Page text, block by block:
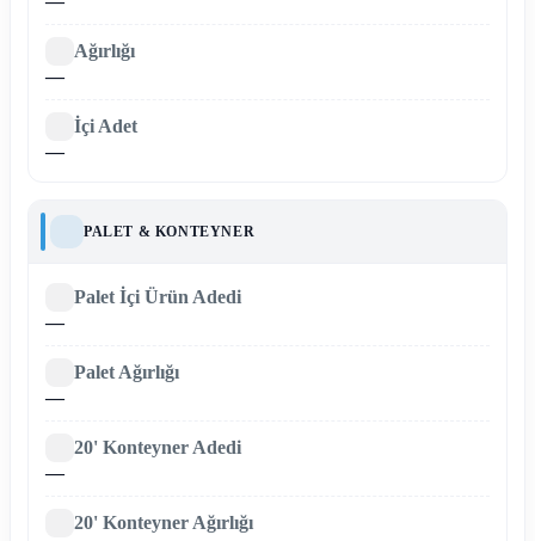
Ağırlığı
—
İçi Adet
—
PALET & KONTEYNER
Palet İçi Ürün Adedi
—
Palet Ağırlığı
—
20' Konteyner Adedi
—
20' Konteyner Ağırlığı